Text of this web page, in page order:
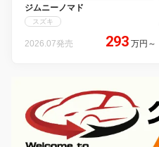
ジムニーノマド
スズキ
2026.07発売 293 万円 ～